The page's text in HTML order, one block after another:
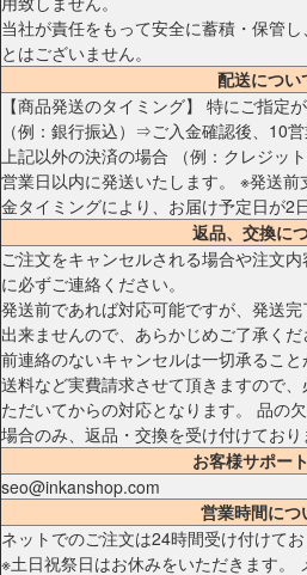
当社が責任をもって安全に蓄積・保管
とはございません。
配送につい
【商品発送のタイミング】 特にご指定
（例：銀行振込）⇒ご入金確認後、10
上記以外の決済の場合 （例：クレジッ
営業日以内に発送いたします。 ※発送
金タイミングにより、お届け予定日が2
返品、交換に
ご注文をキャンセルされる場合や注文
に必ずご連絡ください。
発送前であれば対応可能ですが、発送
出来ませんので、あらかじめご了承く
前連絡のないキャンセルは一切承ること
送料など実費請求させて頂きますので
ただいてからの対応となります。 品の
場合のみ、返品・交換を受け付けており
お客様サポー
seo@inkanshop.com
営業時間につ
ネットでのご注文は24時間受け付けてお
※土日祝祭日はお休みをいただきます。